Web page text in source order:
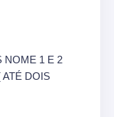
NOME 1 E 2
DOIS